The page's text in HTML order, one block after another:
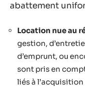
abattement
Location nue au
gestion,
d’emprunt, ou
sont pris en
liés à